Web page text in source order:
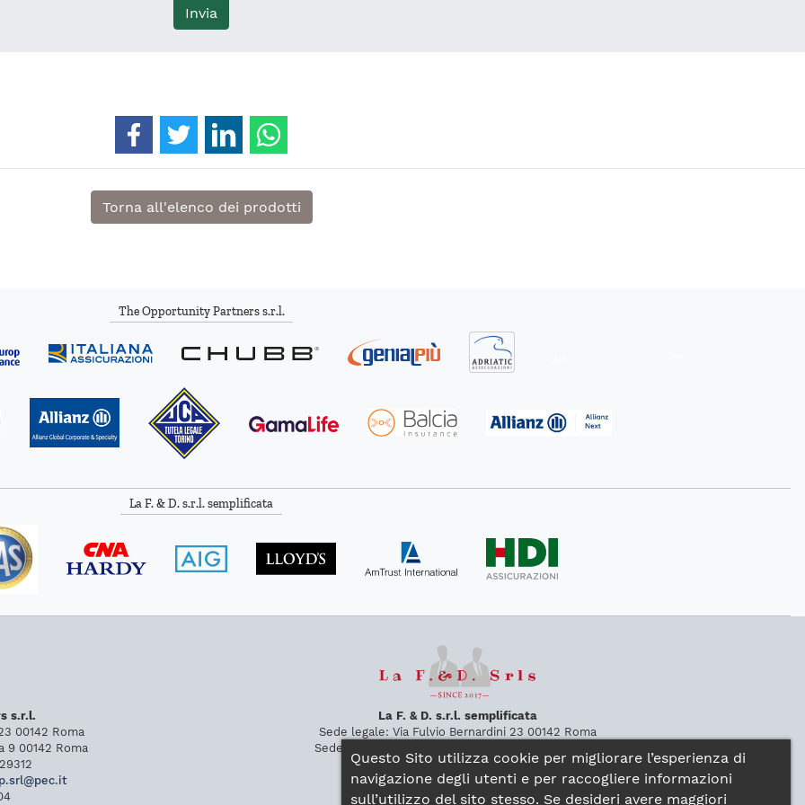
Invia
Condividi su Facebook
Condividi su Twitter
Condividi su Linkedin
Torna all'elenco dei prodotti
The Opportunity Partners s.r.l.
La F. & D. s.r.l. semplificata
s.r.l.
00142 Roma
9 00142 Roma
.srl@pec.it
La F. & D. s.r.l. semplificata
Sede legale: Via Fulvio Bernardini 23 00142 Roma
Sede operativa:
tel: 065911189 fax: 0654229312
pec: lafdsrl@pec.it
partita iva:14172281009
Questo Sito utilizza cookie per migliorare l’esperienza di
navigazione degli utenti e per raccogliere informazioni
sull’utilizzo del sito stesso. Se desideri avere maggiori